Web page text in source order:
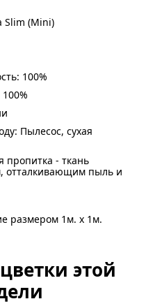
Slim (Mini)
100%
Пылесос, сухая
- ткань
отталкивающим пыль и
размером 1м. x 1м.
этой